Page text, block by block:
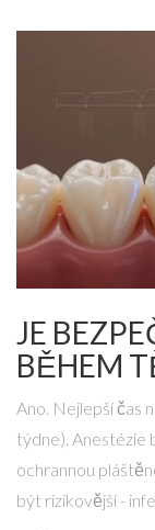
JE
BĚHEM
Ano. Nejlepší čas
týdne). Anestézie
ochrannou
být rizikovější -